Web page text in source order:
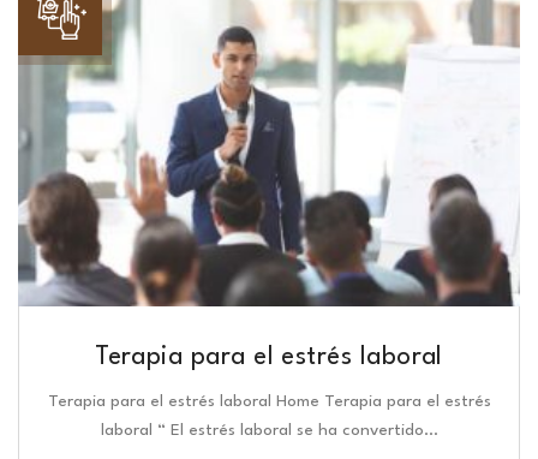
Terapia para el estrés laboral
Terapia para el estrés laboral Home Terapia para el estrés
laboral “ El estrés laboral se ha convertido…